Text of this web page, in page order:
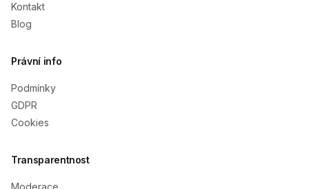
Kontakt
Blog
Právní info
Podmínky
GDPR
Cookies
Transparentnost
Moderace